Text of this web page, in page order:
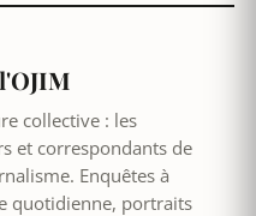
collective : les
et correspondants de
Enquêtes à
quotidienne, portraits